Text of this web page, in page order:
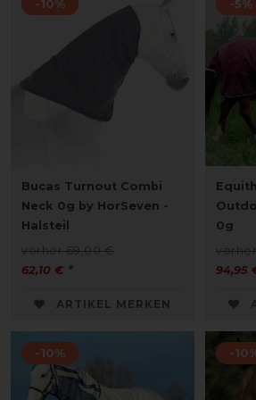
-10%
Bucas Turnout Combi
Neck 0g by HorSeven -
Halsteil
vorher 69,00 €
62,10 € *
ARTIKEL MERKEN
-5%
0g
94,95
-10% -